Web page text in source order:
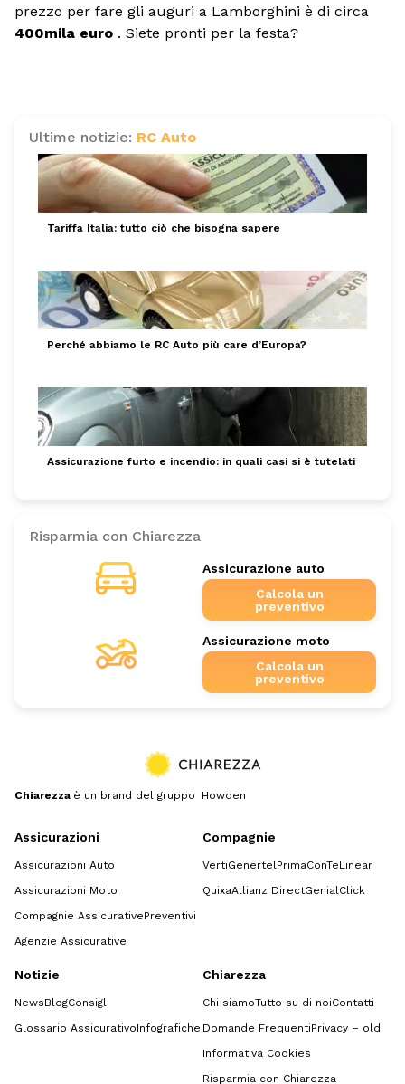
prezzo per fare gli auguri a Lamborghini è di circa
400mila euro . Siete pronti per la festa?
Ultime notizie: RC Auto
Tariffa Italia: tutto ciò che bisogna sapere
Perché abbiamo le RC Auto più care d’Europa?
Assicurazione furto e incendio: in quali casi si è tutelati
Risparmia con Chiarezza
Assicurazione auto
Calcola un
preventivo
Assicurazione moto
Calcola un
preventivo
Chiarezza è un brand del gruppo Howden
Assicurazioni
Assicurazioni Auto
Assicurazioni Moto
Compagnie AssicurativePreventivi
Agenzie Assicurative
Compagnie
VertiGenertelPrimaConTeLinear
QuixaAllianz DirectGenialClick
Notizie
NewsBlogConsigli
Glossario AssicurativoInfografiche
Chiarezza
Chi siamoTutto su di noiContatti
Domande FrequentiPrivacy – old
Informativa Cookies
Risparmia con Chiarezza